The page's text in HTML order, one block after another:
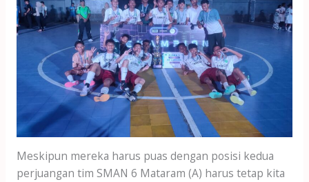
Meskipun mereka harus puas dengan posisi kedua
perjuangan tim SMAN 6 Mataram (A) harus tetap kita